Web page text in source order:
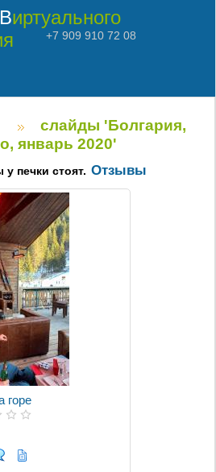
Виртуального
+7 909 910 72 08
слайды 'Болгария,
январь 2020'
печки стоят. Отзывы
горе